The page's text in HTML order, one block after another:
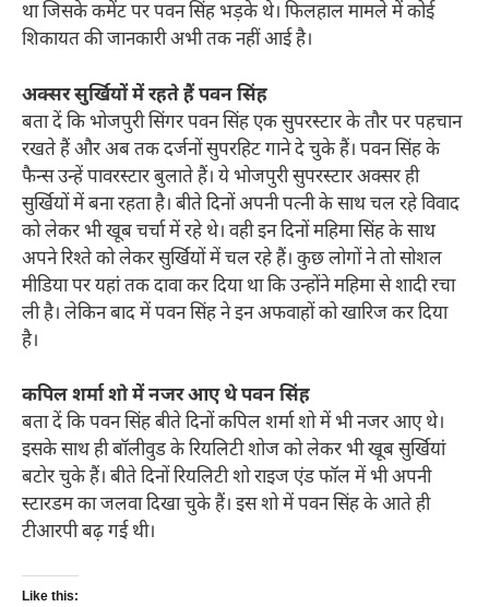
था जिसके कमेंट पर पवन सिंह भड़के थे। फिलहाल मामले में कोई
शिकायत की जानकारी अभी तक नहीं आई है।
अक्सर सुर्खियों में रहते हैं पवन सिंह
बता दें कि भोजपुरी सिंगर पवन सिंह एक सुपरस्टार के तौर पर पहचान
रखते हैं और अब तक दर्जनों सुपरहिट गाने दे चुके हैं। पवन सिंह के
फैन्स उन्हें पावरस्टार बुलाते हैं। ये भोजपुरी सुपरस्टार अक्सर ही
सुर्खियों में बना रहता है। बीते दिनों अपनी पत्नी के साथ चल रहे विवाद
को लेकर भी खूब चर्चा में रहे थे। वही इन दिनों महिमा सिंह के साथ
अपने रिश्ते को लेकर सुर्खियों में चल रहे हैं। कुछ लोगों ने तो सोशल
मीडिया पर यहां तक दावा कर दिया था कि उन्होंने महिमा से शादी रचा
ली है। लेकिन बाद में पवन सिंह ने इन अफवाहों को खारिज कर दिया
है।
कपिल शर्मा शो में नजर आए थे पवन सिंह
बता दें कि पवन सिंह बीते दिनों कपिल शर्मा शो में भी नजर आए थे।
इसके साथ ही बॉलीवुड के रियलिटी शोज को लेकर भी खूब सुर्खियां
बटोर चुके हैं। बीते दिनों रियलिटी शो राइज एंड फॉल में भी अपनी
स्टारडम का जलवा दिखा चुके हैं। इस शो में पवन सिंह के आते ही
टीआरपी बढ़ गई थी।
Like this: